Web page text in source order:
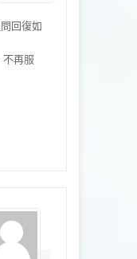
回復如
再服